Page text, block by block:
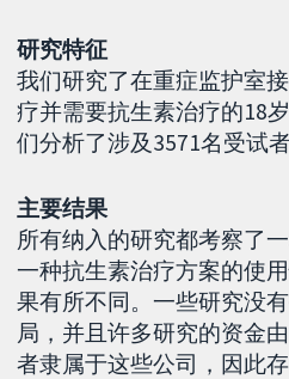
研究特征
我们研究了在重症监护室
疗并需要抗生素治疗的18
们分析了涉及3571名受试
主要结果
所有纳入的研究都考察了
一种抗生素治疗方案的使
果有所不同。一些研究没
局，并且许多研究的资金
者隶属于这些公司，因此